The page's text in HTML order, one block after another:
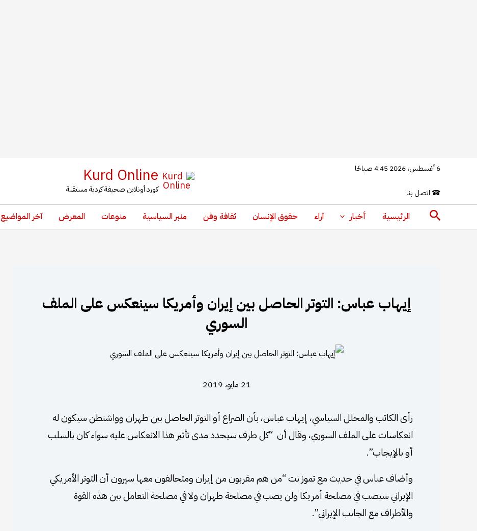
المحتوى
6 أغسطس، 2026 4:45 صباحًا
☎ اتصل بنا
Kurd Online
كورد أونلاين صحيفة كردية مستقلة
البحث الرئيسية أخبار آراء حقوق الإنسان ثقافة وفن منبر السياسية منوعات المعرض آخر المواضيع
إيهاب عباس: التوتر الحاصل بين إيران وأمريكا سينعكس على الملف
السوري
21 مايو، 2019
رأى الكاتب والمحلل السياسي، إيهاب عباس، بأن الصراع أو التوتر الحاصل بين طهران وواشنطن سيكون له
انعكاسات على الملف السوري، وقال أن “كل طرف سيحدد مدى تأثير هذا الانعكاس عليه سواء كان بالسلب
أو بالإيجاب”.
وأضاف عباس في حديث مع تموز نت “من هم مقربون من إيران ومتحالفون معها سيرون أن التوتر الأمريكي
الإيراني سيصب في مصلحة أمريكا ولن يصب في مصلحة طهران ولا في مصلحة التعامل بين هذه القوة
والأطراف مع الجانب الإيراني”.